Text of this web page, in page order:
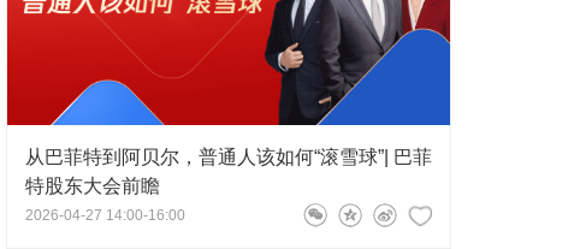
从巴菲特到阿贝尔，普通人该如何“滚雪球”| 巴菲
特股东大会前瞻
2026-04-27 14:00-16:00